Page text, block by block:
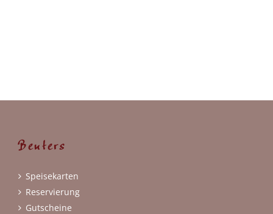
Benters
Speisekarten
Reservierung
Gutscheine